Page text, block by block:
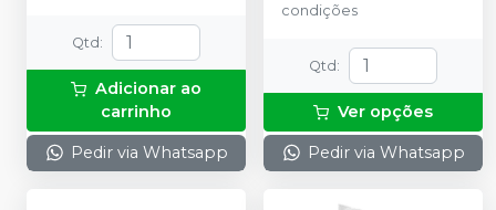
Qtd :
Adicionar ao
carrinho
Pedir via Whatsapp
condições
Qtd :
Ver opções
Pedir via Whatsapp